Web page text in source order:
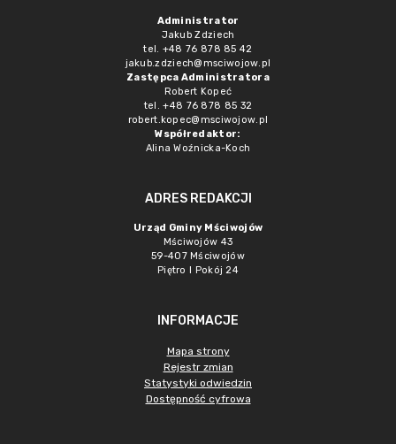
Administrator
Jakub Zdziech
tel. +48 76 878 85 42
jakub.zdziech@msciwojow.pl
Zastępca Administratora
Robert Kopeć
tel. +48 76 878 85 32
robert.kopec@msciwojow.pl
Współredaktor:
Alina Woźnicka-Koch
ADRES REDAKCJI
Urząd Gminy Mściwojów
Mściwojów 43
59-407 Mściwojów
Piętro I Pokój 24
INFORMACJE
Mapa strony
Rejestr zmian
Statystyki odwiedzin
Dostępność cyfrowa